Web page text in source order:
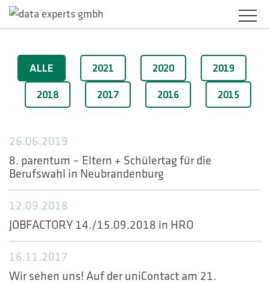
BRANCHEN
PRODUKTLÖSUNGEN
KARRIERE
UNTERNEHMEN
KUNDENBEREICH
KONTAKT
HOTLINES
2019
ALLE 2021 2020 2019
2018 2017 2016 2015
26.06.2019
8. parentum – Eltern + Schülertag für die
Berufswahl in Neubrandenburg
12.09.2018
JOBFACTORY 14./15.09.2018 in HRO
16.11.2017
Wir sehen uns! Auf der uniContact am 21.